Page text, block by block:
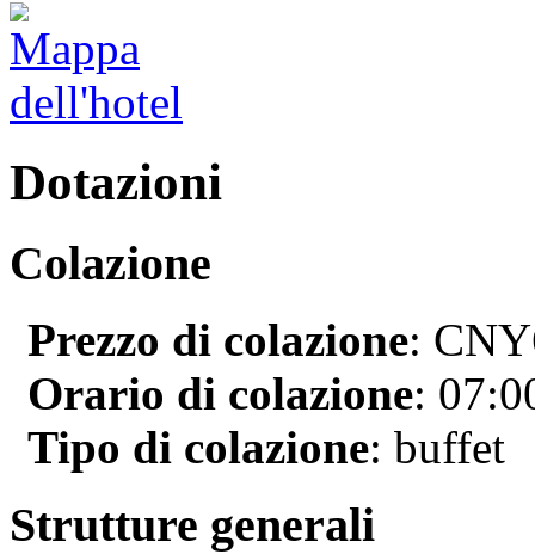
Dotazioni
Colazione
Prezzo di colazione:
Orario di colazione:
Tipo di colazione: buffet
Strutture generali